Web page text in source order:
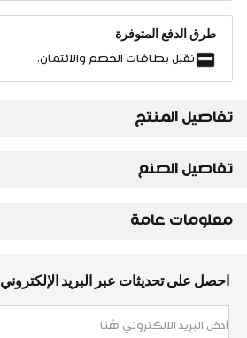
طرق الدفع المتوفرة
نقبل بطاقات الخصم والائتمان.
تفاصيل المنتج
تفاصيل الصنع
معلومات عامة
احصل على تحديثات عبر البريد الإلكتروني